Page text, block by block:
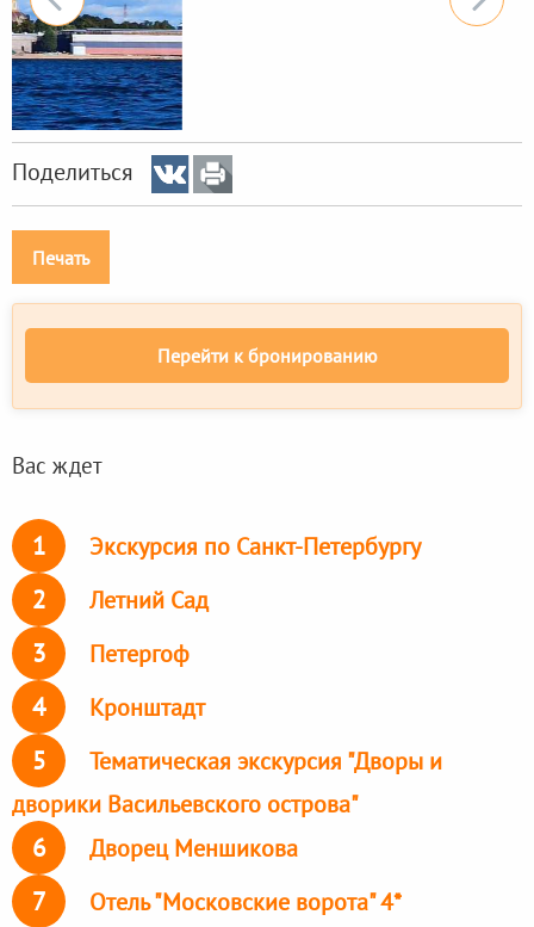
Поделиться
Печать
Перейти к бронированию
Вас ждет
1 Экскурсия по Санкт-Петербургу
2 Летний Сад
3 Петергоф
4 Кронштадт
5
Тематическая экскурсия "Дворы и
дворики Васильевского острова"
6 Дворец Меншикова
7 Отель "Московские ворота" 4*